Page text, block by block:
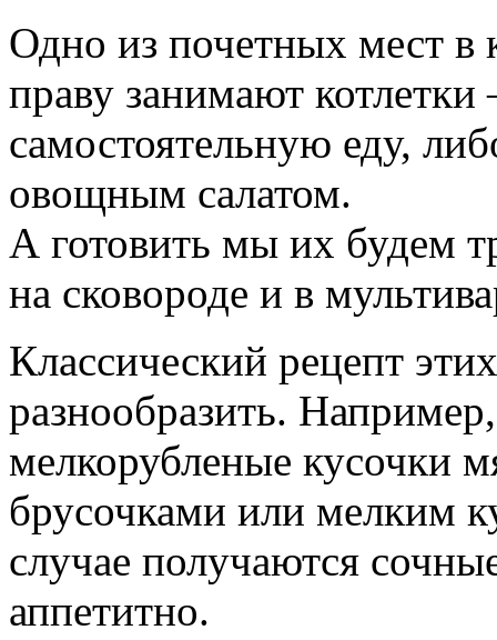
Одно из почетных мест в
праву занимают
самостоятельную еду,
овощным салатом.
А готовить мы их будем
на сковороде и в
Классический рецепт
разнообразить.
мелкорубленые кусочки
брусочками или мелким
случае получаются
аппетитно.